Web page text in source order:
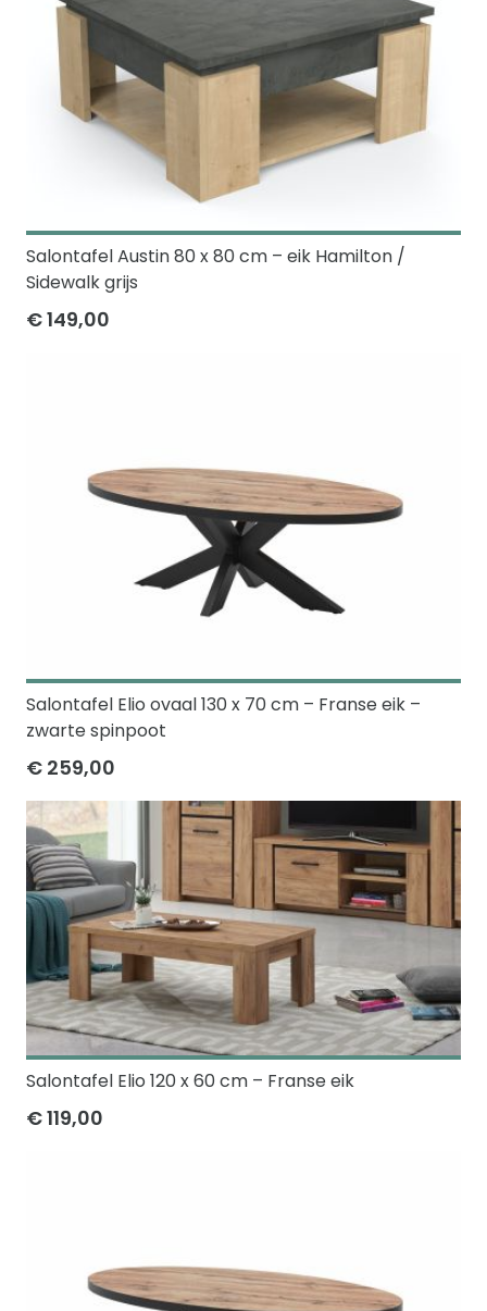
Salontafel Austin 80 x 80 cm – eik Hamilton /
Sidewalk grijs
€ 149,00
Salontafel Elio ovaal 130 x 70 cm – Franse eik –
zwarte spinpoot
€ 259,00
Salontafel Elio 120 x 60 cm – Franse eik
€ 119,00